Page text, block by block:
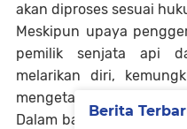
akan diproses sesuai
Meskipun upaya
pemilik senjata api
melarikan diri,
mengetahui akan
Dalam barang bukti
Berita